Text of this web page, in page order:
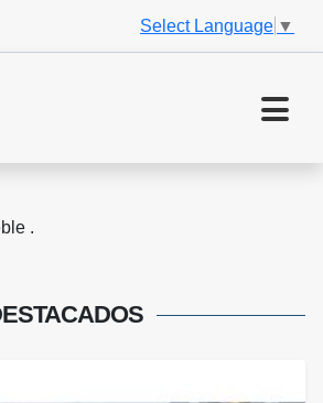
Select Language ▼
.